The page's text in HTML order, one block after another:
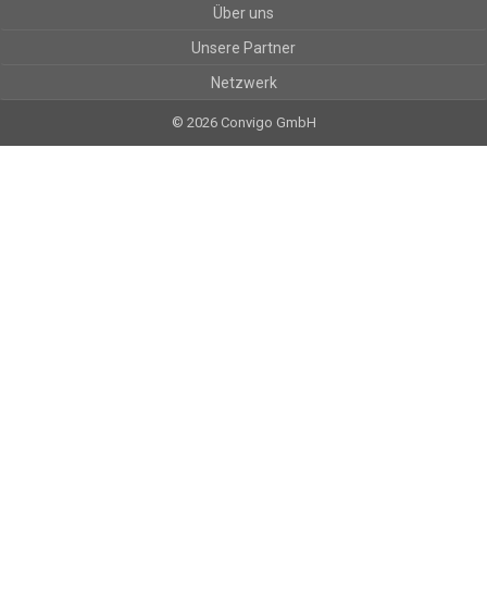
Über uns
Unsere Partner
Netzwerk
© 2026 Convigo GmbH